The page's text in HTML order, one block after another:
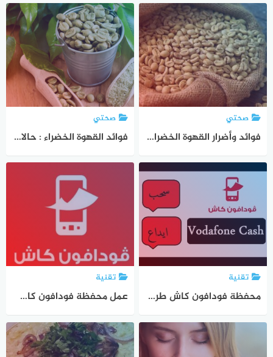
صحتي
فوائد وأضرار القهوة الخضراء : كبسولات القهوة الخضراء للتنحيف
صحتي
فوائد القهوة الخضراء : حالات لا تستطيع تناول القهوة الخضراء
تقنية
محفظة فودافون كاش طريقة تحويل رصيد فودافون
تقنية
عمل محفظة فودافون كاش الشروط الخطوات هام جدا ب 5 دقائق